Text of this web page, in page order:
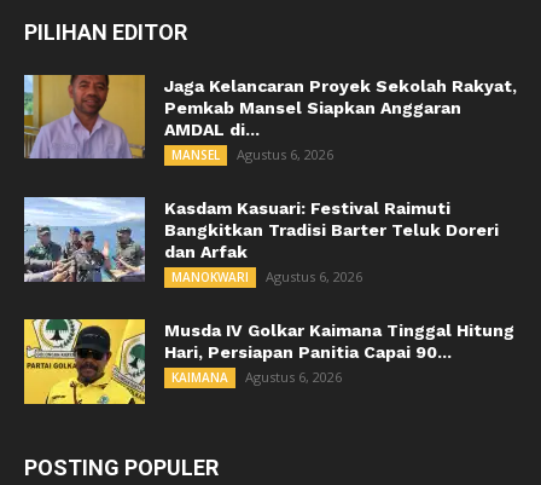
PILIHAN EDITOR
Jaga Kelancaran Proyek Sekolah Rakyat,
Pemkab Mansel Siapkan Anggaran
AMDAL di...
MANSEL Agustus 6, 2026
Kasdam Kasuari: Festival Raimuti
Bangkitkan Tradisi Barter Teluk Doreri
dan Arfak
MANOKWARI Agustus 6, 2026
Musda IV Golkar Kaimana Tinggal Hitung
Hari, Persiapan Panitia Capai 90...
KAIMANA Agustus 6, 2026
POSTING POPULER